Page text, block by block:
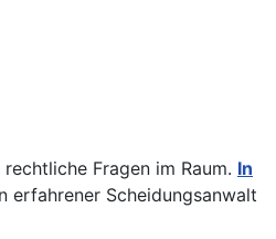
Fragen im Raum. In
erfahrener Scheidungsanwalt